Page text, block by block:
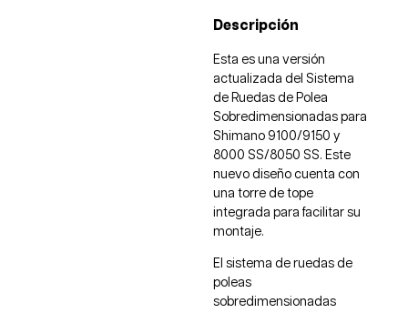
Descripción
Esta es una versión
actualizada del Sistema
de Ruedas de Polea
Sobredimensionadas para
Shimano 9100/9150 y
8000 SS/8050 SS. Este
nuevo diseño cuenta con
una torre de tope
integrada para facilitar su
montaje.
El sistema de ruedas de
poleas
sobredimensionadas